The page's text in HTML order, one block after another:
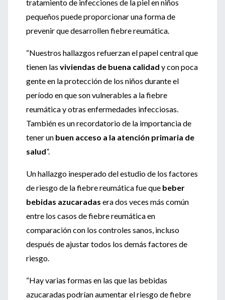
tratamiento de infecciones de la piel en niños
pequeños puede proporcionar una forma de
prevenir que desarrollen fiebre reumática.
“Nuestros hallazgos refuerzan el papel central que
tienen las viviendas de buena calidad y con poca
gente en la protección de los niños durante el
período en que son vulnerables a la fiebre
reumática y otras enfermedades infecciosas.
También es un recordatorio de la importancia de
tener un buen acceso a la atención primaria de
salud”.
Un hallazgo inesperado del estudio de los factores
de riesgo de la fiebre reumática fue que beber
bebidas azucaradas era dos veces más común
entre los casos de fiebre reumática en
comparación con los controles sanos, incluso
después de ajustar todos los demás factores de
riesgo.
“Hay varias formas en las que las bebidas
azucaradas podrían aumentar el riesgo de fiebre